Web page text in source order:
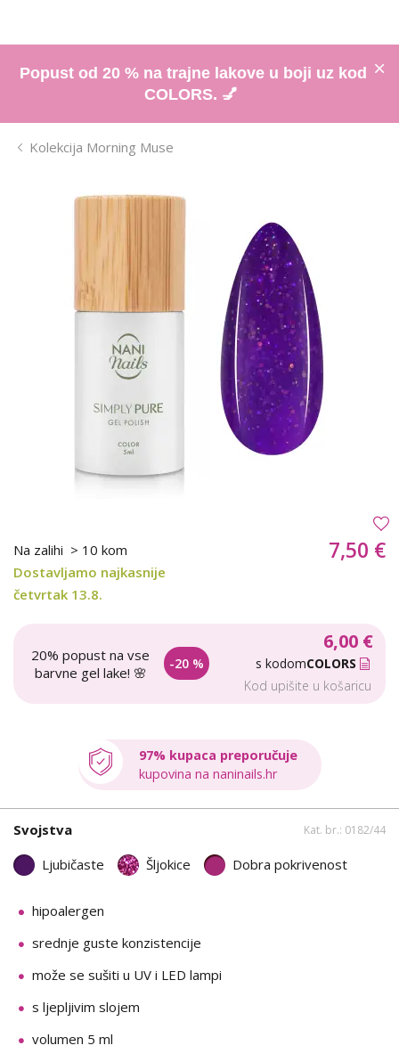
Popust od 20 % na trajne lakove u boji uz kod
COLORS. 💅
Kolekcija Morning Muse
Na zalihi > 10 kom
Dostavljamo najkasnije
četvrtak 13.8.
7,50 €
20% popust na vse
barvne gel lake! 🌸
-20 %
6,00 €
s kodomCOLORS
Kod upišite u košaricu
97% kupaca preporučuje
kupovina na naninails.hr
Svojstva Kat. br.: 0182/44
Ljubičaste Šljokice Dobra pokrivenost
hipoalergen
srednje guste konzistencije
može se sušiti u UV i LED lampi
s ljepljivim slojem
volumen 5 ml